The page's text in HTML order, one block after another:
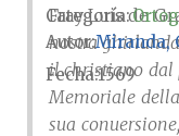
Fray Luis de
nostra
il christiano dal
Memoriale
sua
Categoría:
Autor Miranda,
Fecha1569